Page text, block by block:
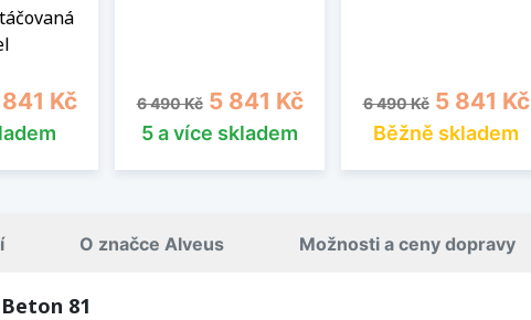
Kč Běžná cena
6 490 Kč Cena
5 841 Kč
5 a více skladem
Běžná cena
6 490 Kč Cena
5 841 Kč
Běžně skladem
O značce Alveus Možnosti a ceny dopravy
81